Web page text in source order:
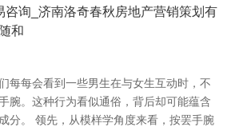
咨询_济南洛奇春秋房地产营销策划有
和
每每会看到一些男生在与女生互动时，不
腕。这种行为看似通俗，背后却可能蕴含
分。 领先，从模样学角度来看，按罢手腕